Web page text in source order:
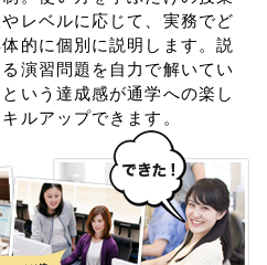
レベルに応じて、実務でど
的に個別に説明します。説
演習問題を自力で解いてい
いう達成感が通学への楽し
ルアップできます。